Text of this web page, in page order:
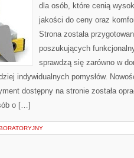
dla osób, które cenią
jakości do ceny oraz
Strona została
poszukujących
sprawdzą się zarówno w
indywidualnych pomysłów.
dostępny na stronie została
o […]